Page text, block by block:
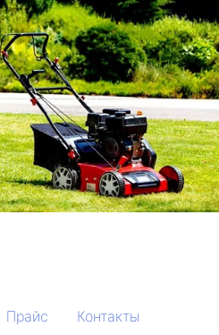
Прайс Контакты